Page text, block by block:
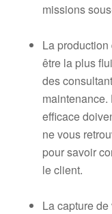
missions
La
être la plus
des
efficace
ne vous
pour savoir
le client.
La capture